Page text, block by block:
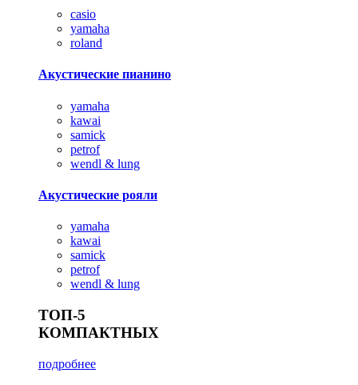
casio
yamaha
roland
Акустические пианино
yamaha
kawai
samick
petrof
wendl & lung
Акустические рояли
yamaha
kawai
samick
petrof
wendl & lung
ТОП-5
КОМПАКТНЫХ
подробнее